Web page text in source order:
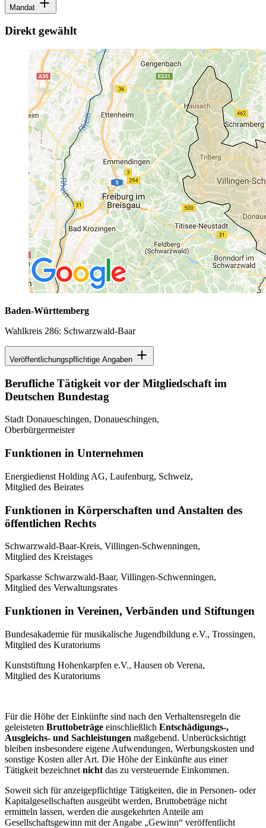
Mandat
Direkt gewählt
Baden-Württemberg
Wahlkreis 286: Schwarzwald-Baar
Veröffentlichungspflichtige Angaben
Berufliche Tätigkeit vor der Mitgliedschaft im
Deutschen Bundestag
Stadt Donaueschingen, Donaueschingen,
Oberbürgermeister
Funktionen in Unternehmen
Energiedienst Holding AG, Laufenburg, Schweiz,
Mitglied des Beirates
Funktionen in Körperschaften und Anstalten des
öffentlichen Rechts
Schwarzwald-Baar-Kreis, Villingen-Schwenningen,
Mitglied des Kreistages
Sparkasse Schwarzwald-Baar, Villingen-Schwenningen,
Mitglied des Verwaltungsrates
Funktionen in Vereinen, Verbänden und Stiftungen
Bundesakademie für musikalische Jugendbildung e.V., Trossingen,
Mitglied des Kuratoriums
Kunststiftung Hohenkarpfen e.V., Hausen ob Verena,
Mitglied des Kuratoriums
Für die Höhe der Einkünfte sind nach den Verhaltensregeln die
geleisteten Bruttobeträge einschließlich Entschädigungs-,
Ausgleichs- und Sachleistungen maßgebend. Unberücksichtigt
bleiben insbesondere eigene Aufwendungen, Werbungskosten und
sonstige Kosten aller Art. Die Höhe der Einkünfte aus einer
Tätigkeit bezeichnet nicht das zu versteuernde Einkommen.
Soweit sich für anzeigepflichtige Tätigkeiten, die in Personen- oder
Kapitalgesellschaften ausgeübt werden, Bruttobeträge nicht
ermitteln lassen, werden die ausgekehrten Anteile am
Gesellschaftsgewinn mit der Angabe „Gewinn“ veröffentlicht